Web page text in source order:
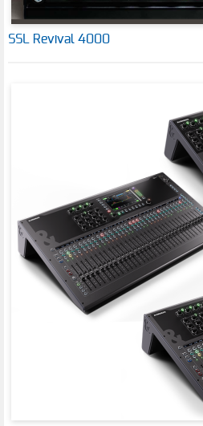
SSL Revival 4000